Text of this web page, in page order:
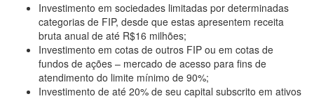
Investimento em sociedades limitadas por determinadas
categorias de FIP, desde que estas apresentem receita
bruta anual de até R$16 milhões;
Investimento em cotas de outros FIP ou em cotas de
fundos de ações – mercado de acesso para fins de
atendimento do limite mínimo de 90%;
Investimento de até 20% de seu capital subscrito em ativos